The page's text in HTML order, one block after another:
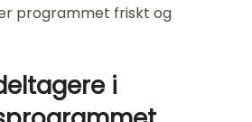
programmet friskt og
i